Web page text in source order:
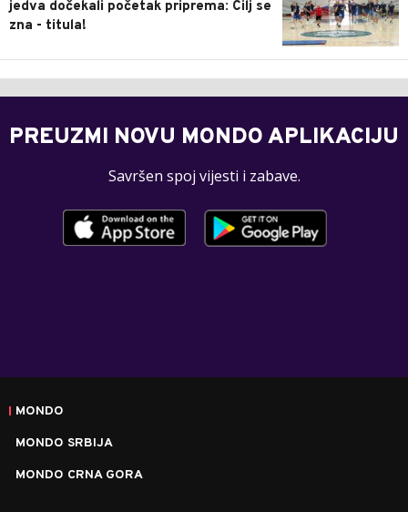
jedva dočekali početak priprema: Cilj se
zna - titula!
PREUZMI NOVU MONDO APLIKACIJU
Savršen spoj vijesti i zabave.
MONDO
MONDO SRBIJA
MONDO CRNA GORA